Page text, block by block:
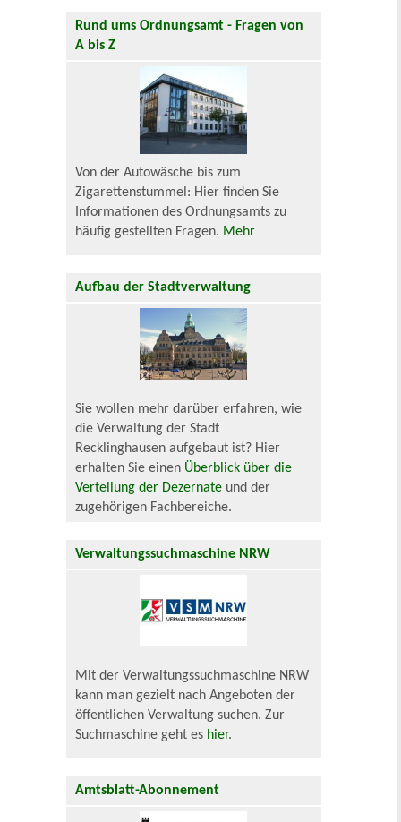
Rund ums Ordnungsamt - Fragen von
A bis Z
Von der Autowäsche bis zum
Zigarettenstummel: Hier finden Sie
Informationen des Ordnungsamts zu
häufig gestellten Fragen. Mehr
Aufbau der Stadtverwaltung
Sie wollen mehr darüber erfahren, wie
die Verwaltung der Stadt
Recklinghausen aufgebaut ist? Hier
erhalten Sie einen Überblick über die
Verteilung der Dezernate und der
zugehörigen Fachbereiche.
Verwaltungssuchmaschine NRW
Mit der Verwaltungssuchmaschine NRW
kann man gezielt nach Angeboten der
öffentlichen Verwaltung suchen. Zur
Suchmaschine geht es hier.
Amtsblatt-Abonnement